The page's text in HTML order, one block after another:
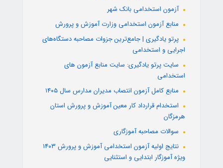
آزمون استخدامی بانک شهر
منابع آزمون استخدامی وزارت آموزش و پرورش
پرتو یادگیری | جامع‌ترین جزوات مصاحبه دستگاه‌های
اجرایی و استخدامی
سایت پرتو یادگیری: سایت منابع آزمون های
استخدامی
منابع کامل آزمون انتصاب مدیران مدارس سال ۱۴۰۵
استخدام قرارداد کار معین آموزش و پرورش استان
هرمزگان
سوالات مصاحبه آموزگاری
نتایج اولیه آزمون استخدامی آموزش و پرورش ۱۴۰۳
ویژه آموزگار ابتدایی و استثنایی